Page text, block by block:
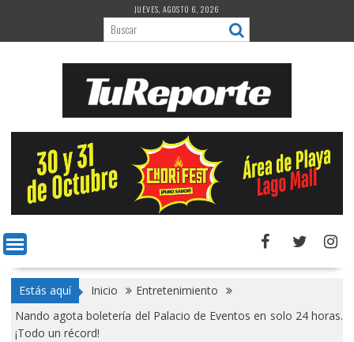
contenido
JUEVES, AGOSTO 6, 2026
Estás aquí Inicio
Entretenimiento
Nando agota boletería del Palacio de Eventos en solo 24 horas.
¡Todo un récord!